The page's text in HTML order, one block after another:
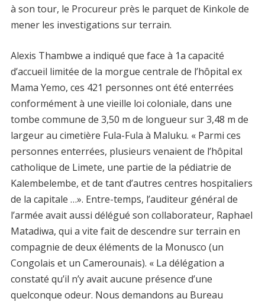
à son tour, le Procureur près le parquet de Kinkole de
mener les investigations sur terrain.
Alexis Thambwe a indiqué que face à 1a capacité
d’accueil limitée de la morgue centrale de l’hôpital ex
Mama Yemo, ces 421 personnes ont été enterrées
conformément à une vieille loi coloniale, dans une
tombe commune de 3,50 m de longueur sur 3,48 m de
largeur au cimetière Fula-Fula à Maluku. « Parmi ces
personnes enterrées, plusieurs venaient de l’hôpital
catholique de Limete, une partie de la pédiatrie de
Kalembelembe, et de tant d’autres centres hospitaliers
de la capitale …». Entre-temps, l’auditeur général de
l’armée avait aussi délégué son collaborateur, Raphael
Matadiwa, qui a vite fait de descendre sur terrain en
compagnie de deux éléments de la Monusco (un
Congolais et un Camerounais). « La délégation a
constaté qu’il n’y avait aucune présence d’une
quelconque odeur. Nous demandons au Bureau